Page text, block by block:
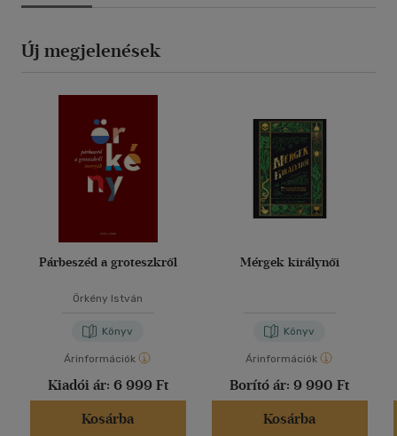
Új megjelenések
Párbeszéd a groteszkről
Örkény István
Könyv
Árinformációk
Kiadói ár: 6 999 Ft
Kosárba
Mérgek királynői
Könyv
Árinformációk
Borító ár: 9 990 Ft
Kosárba